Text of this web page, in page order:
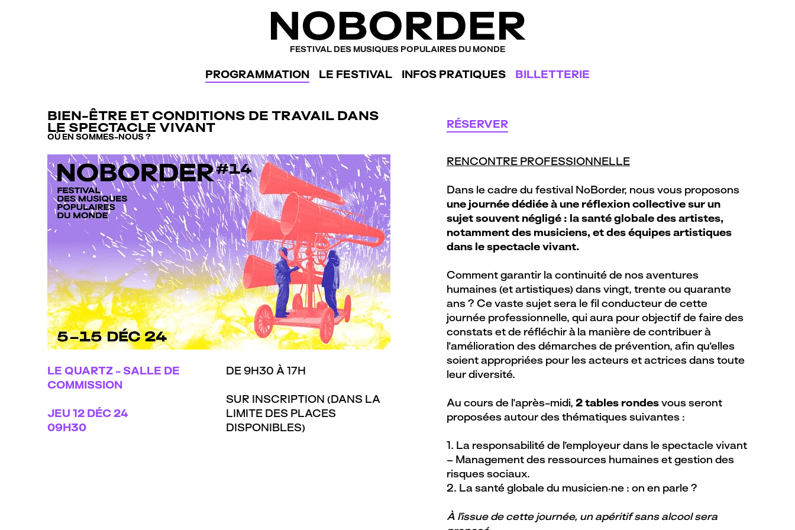
NOBORDER
FESTIVAL DES MUSIQUES POPULAIRES DU MONDE
PROGRAMMATION LE FESTIVAL INFOS PRATIQUES BILLETTERIE
BIEN-ÊTRE ET CONDITIONS DE TRAVAIL DANS
LE SPECTACLE VIVANT
OÙ EN SOMMES-NOUS ?
RÉSERVER
LE QUARTZ - SALLE DE
COMMISSION
JEU 12 DÉC 24
09H30
DE 9H30 À 17H
SUR INSCRIPTION (DANS LA
LIMITE DES PLACES
DISPONIBLES)
RENCONTRE PROFESSIONNELLE
Dans le cadre du festival NoBorder, nous vous proposons
une journée dédiée à une réflexion collective sur un
sujet souvent négligé : la santé globale des artistes,
notamment des musiciens, et des équipes artistiques
dans le spectacle vivant.
Comment garantir la continuité de nos aventures
humaines (et artistiques) dans vingt, trente ou quarante
ans ? Ce vaste sujet sera le fil conducteur de cette
journée professionnelle, qui aura pour objectif de faire des
constats et de réfléchir à la manière de contribuer à
l’amélioration des démarches de prévention, afin qu’elles
soient appropriées pour les acteurs et actrices dans toute
leur diversité.
Au cours de l’après-midi, 2 tables rondesvous seront
proposées autour des thématiques suivantes :
1. La responsabilité de l’employeur dans le spectacle vivant
– Management des ressources humaines et gestion des
risques sociaux.
2. La santé globale du musicien·ne : on en parle ?
À l’issue de cette journée, un apéritif sans alcool sera